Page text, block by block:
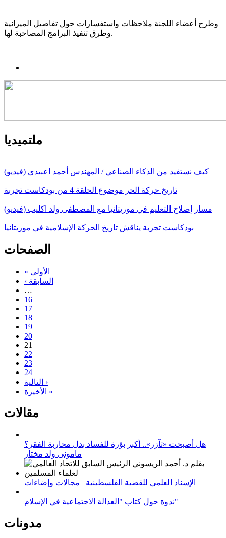
وطرح أعضاء اللجنة ملاحظات واستفسارات حول تفاصيل الميزانية
وطرق تنفيذ البرامج المصاحبة لها.
ملتميديا
كيف نستفيد من الذكاء الصناعي / المهندس أحمد اعبيدي (فيديو)
تاريخ حركة الحر موضوع الحلقة 4 من بودكاست تجربة
مسار إصلاح التعليم في موريتانيا مع المصطفى ولد اكليب (فيديو)
بودكاست تجربة يناقش تاريخ الحركة الإسلامية في موريتانيا
الصفحات
« الأولى
‹ السابقة
…
16
17
18
19
20
21
22
23
24
التالية ›
الأخيرة »
مقالات
هل أصبحت «تآزر».. أكبر بؤرة للفساد بدل محاربة الفقر؟
مامونى ولد مختار
الإسناد العلمي للقضية الفلسطينية_ مجالات وإضاءات
ندوة حول كتاب "العدالة الاجتماعية في الإسلام"
مدونات